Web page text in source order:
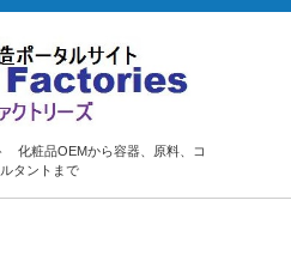
化粧品OEMから容器、原料、コ
タントまで